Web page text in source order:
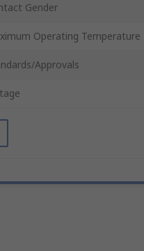
Gender
Operating Temperature
Approvals